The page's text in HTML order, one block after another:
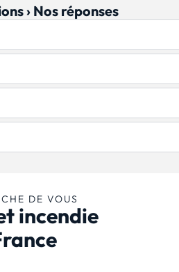
› Nos réponses
DE VOUS
incendie